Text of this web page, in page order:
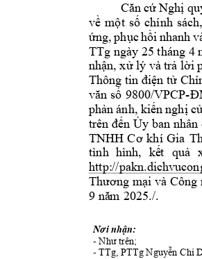
Căn cứ Nghị
về một số chính sách,
ứng, phụchồi nhanh
TTg ngày 25 tháng 4
nhận, xử lý và trả lời
Thông tin điện tử
văn số 9800/VPCP-
phản ánh, kiến nghị
trên đến Ủy ban nhân
TNHH Cơ khí Gia
tình hình, kết quả
http://pa
Thương mại và Công
9 năm 2025./.
Nơi nhận:
- Như trên;
- TTg, PTTg Nguyễn Chí